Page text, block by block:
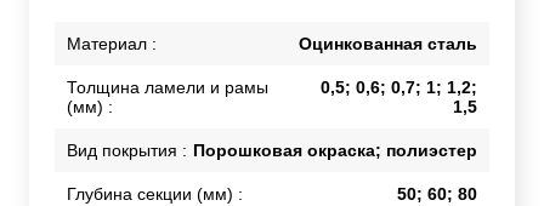
Материал : Оцинкованная сталь
Толщина ламели и рамы
(мм) :
0,5; 0,6; 0,7; 1; 1,2;
1,5
Вид покрытия : Порошковая окраска; полиэстер
Глубина секции (мм) : 50; 60; 80